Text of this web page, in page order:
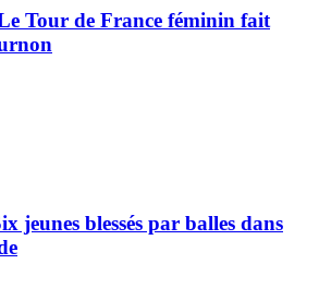
Tour de France féminin fait
jeunes blessés par balles dans